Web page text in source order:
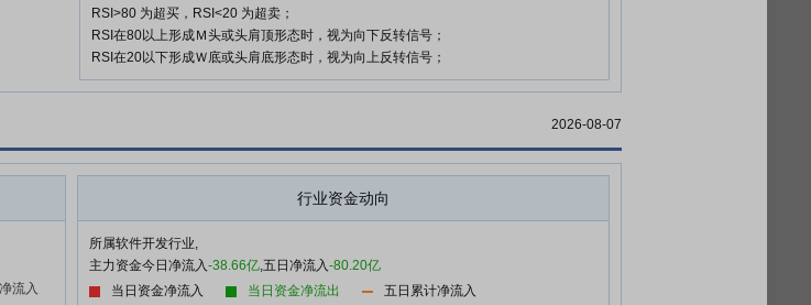
RSI>80 为超买，RSI<20 为超卖；
RSI在80以上形成Ｍ头或头肩顶形态时，视为向下反转信号；
RSI在20以下形成Ｗ底或头肩底形态时，视为向上反转信号；
2026-08-07
行业资金动向
所属软件开发行业,
主力资金今日净流入-38.66亿,五日净流入-80.20亿
当日资金净流入
当日资金净流出 五日累计净流入